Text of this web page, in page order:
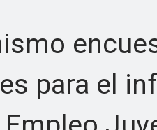
para el